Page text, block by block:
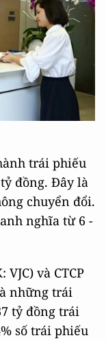
trái phiếu
đồng. Đây là
chuyển đổi.
nghĩa từ 6 -
và CTCP
những trái
tỷ đồng trái
số trái phiếu